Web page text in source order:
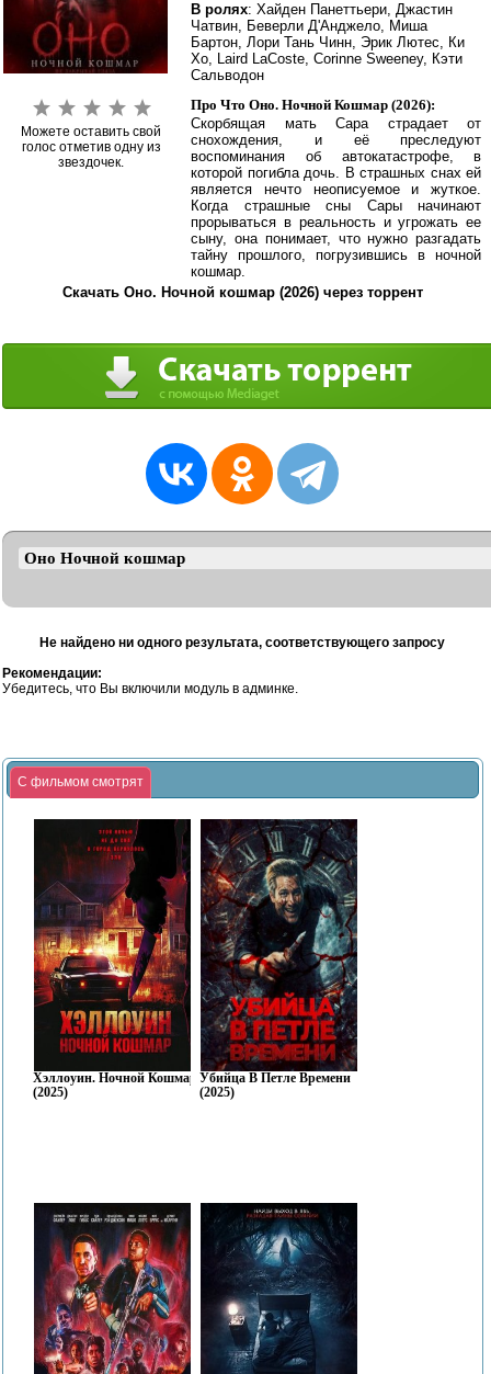
Можете оставить свой
голос отметив одну из
звездочек.
В ролях: Хайден Панеттьери, Джастин
Чатвин, Беверли Д'Анджело, Миша
Бартон, Лори Тань Чинн, Эрик Лютес, Ки
Хо, Laird LaCoste, Corinne Sweeney, Кэти
Сальводон
Про Что Оно. Ночной Кошмар (2026):
Скорбящая мать Сара страдает от
снохождения, и её преследуют
воспоминания об автокатастрофе, в
которой погибла дочь. В страшных снах ей
является нечто неописуемое и жуткое.
Когда страшные сны Сары начинают
прорываться в реальность и угрожать ее
сыну, она понимает, что нужно разгадать
тайну прошлого, погрузившись в ночной
кошмар.
Скачать Оно. Ночной кошмар (2026) через торрент
Не найдено ни одного результата, соответствующего запросу
Рекомендации:
Убедитесь, что Вы включили модуль в админке.
С фильмом смотрят
Хэллоуин. Ночной Кошмар
(2025)
Убийца В Петле Времени
(2025)